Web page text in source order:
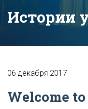
Истории
06 декабря 2017
Welcome